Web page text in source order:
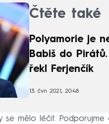
Čtěte také
Polyamorie je
Babiš do
řekl Ferjenčík
13. čvn 2021, 20:48
mělo léčit. Podporujme